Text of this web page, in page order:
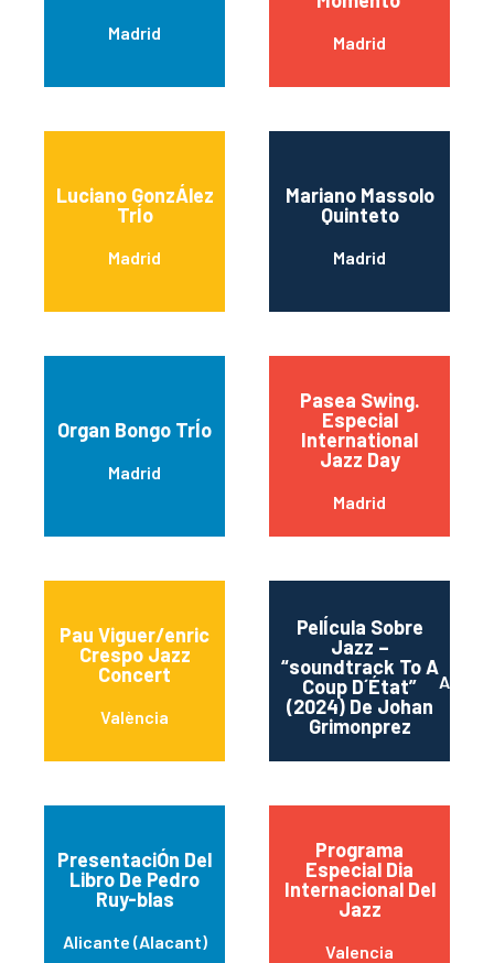
Madrid Madrid
Luciano GonzÁlez
TrÍo
Madrid
Mariano Massolo
Quinteto
Madrid
Organ Bongo TrÍo
Madrid
Pasea Swing.
Especial
International
Jazz Day
Madrid
Pau Viguer/enric
Crespo Jazz
Concert
València
PelÍcula Sobre
Jazz –
“soundtrack To A
Coup D´État”
(2024) De Johan
Grimonprez
PresentaciÓn Del
Libro De Pedro
Ruy-blas
Alicante (Alacant)
Programa
Especial Dia
Internacional Del
Jazz
Valencia